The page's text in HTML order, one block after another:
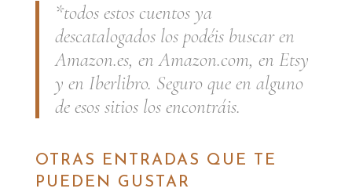
*todos estos cuentos ya
descatalogados los podéis buscar en
Amazon.es, en Amazon.com, en Etsy
y en Iberlibro. Seguro que en alguno
de esos sitios los encontráis.
OTRAS ENTRADAS QUE TE
PUEDEN GUSTAR